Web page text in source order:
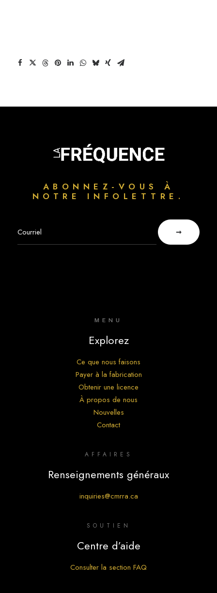
ABONNEZ-VOUS À
NOTRE INFOLETTRE.
MENU
Explorez
Ce que nous faisons
Payer à la fabrication
Obtenir une licence
À propos de nous
Nouvelles
Contact
AFFAIRES
Renseignements généraux
inquiries@cmrra.ca
SOUTIEN
Centre d’aide
Consulter la section FAQ